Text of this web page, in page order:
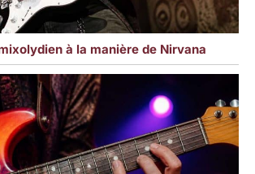
à la manière de Nirvana